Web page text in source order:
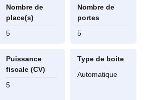
Nombre de
place(s)
5
Nombre de
portes
5
Puissance
fiscale (CV)
5
Type de boite
Automatique